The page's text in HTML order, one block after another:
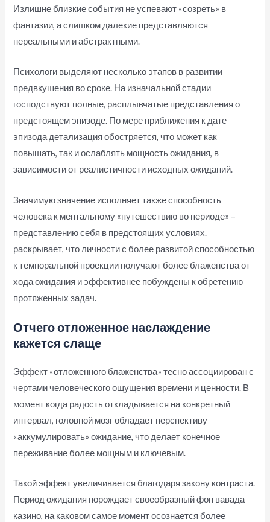
Излишне близкие события не успевают «созреть» в
фантазии, а слишком далекие представляются
нереальными и абстрактными.
Психологи выделяют несколько этапов в развитии
предвкушения во сроке. На изначальной стадии
господствуют полные, расплывчатые представления о
предстоящем эпизоде. По мере приближения к дате
эпизода детализация обостряется, что может как
повышать, так и ослаблять мощность ожидания, в
зависимости от реалистичности исходных ожиданий.
Значимую значение исполняет также способность
человека к ментальному «путешествию во периоде» –
представлению себя в предстоящих условиях.
раскрывает, что личности с более развитой способностью
к темпоральной проекции получают более блаженства от
хода ожидания и эффективнее побуждены к обретению
протяженных задач.
Отчего отложенное наслаждение
кажется слаще
Эффект «отложенного блаженства» тесно ассоциирован с
чертами человеческого ощущения времени и ценности. В
момент когда радость откладывается на конкретный
интервал, головной мозг обладает перспективу
«аккумулировать» ожидание, что делает конечное
переживание более мощным и ключевым.
Такой эффект увеличивается благодаря закону контраста.
Период ожидания порождает своеобразный фон вавада
казино, на каковом самое момент осознается более